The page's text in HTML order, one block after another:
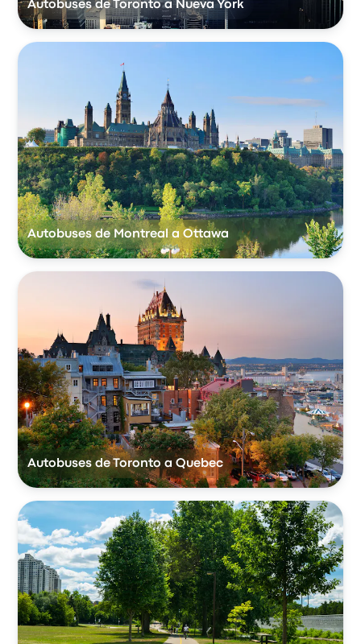
Autobuses de Toronto a Nueva York
Autobuses de Montreal a Ottawa
Autobuses de Toronto a Quebec